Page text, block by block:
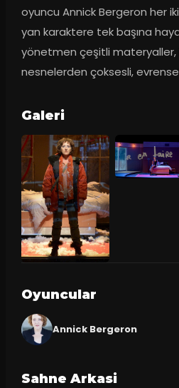
oyuncu Annick Bergeron her
yan karaktere tek başına
yönetmen çeşitli materyaller,
nesnelerden çoksesli,
Galeri
Oyuncular
Annick Bergeron
Sahne Arkasi